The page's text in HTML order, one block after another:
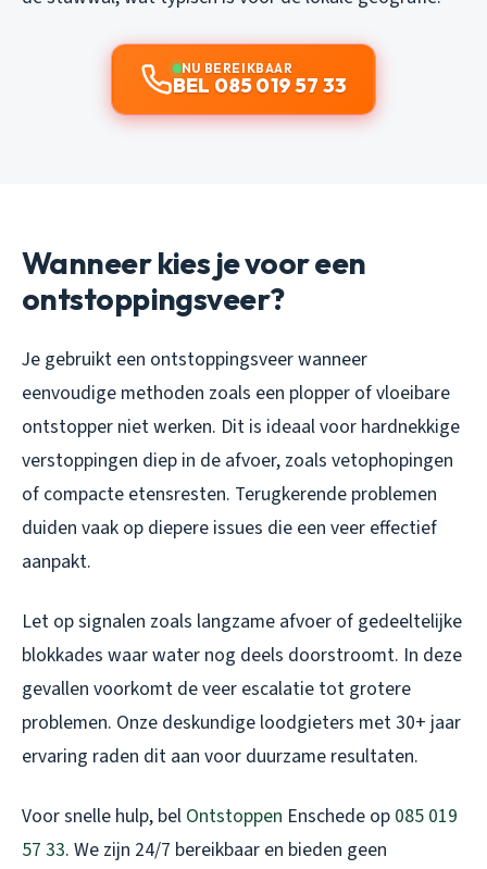
NU BEREIKBAAR
BEL 085 019 57 33
Wanneer kies je voor een
ontstoppingsveer?
Je gebruikt een ontstoppingsveer wanneer
eenvoudige methoden zoals een plopper of vloeibare
ontstopper niet werken. Dit is ideaal voor hardnekkige
verstoppingen diep in de afvoer, zoals vetophopingen
of compacte etensresten. Terugkerende problemen
duiden vaak op diepere issues die een veer effectief
aanpakt.
Let op signalen zoals langzame afvoer of gedeeltelijke
blokkades waar water nog deels doorstroomt. In deze
gevallen voorkomt de veer escalatie tot grotere
problemen. Onze deskundige loodgieters met 30+ jaar
ervaring raden dit aan voor duurzame resultaten.
Voor snelle hulp, bel Ontstoppen Enschede op 085 019
57 33. We zijn 24/7 bereikbaar en bieden geen